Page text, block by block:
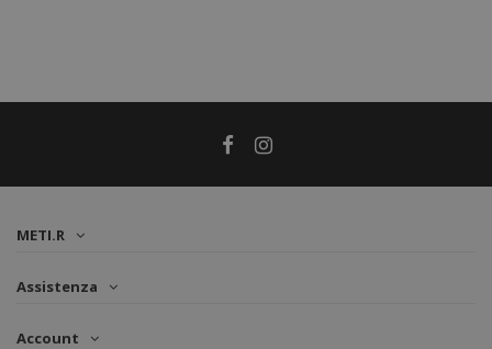
METI.R
Assistenza
Account